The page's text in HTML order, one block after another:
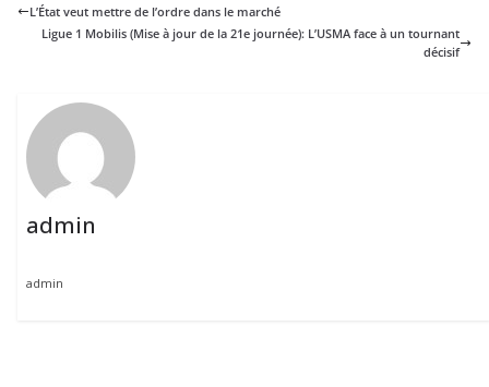
L’État veut mettre de l’ordre dans le marché
Ligue 1 Mobilis (Mise à jour de la 21e journée): L’USMA face à un tournant
décisif
admin
admin